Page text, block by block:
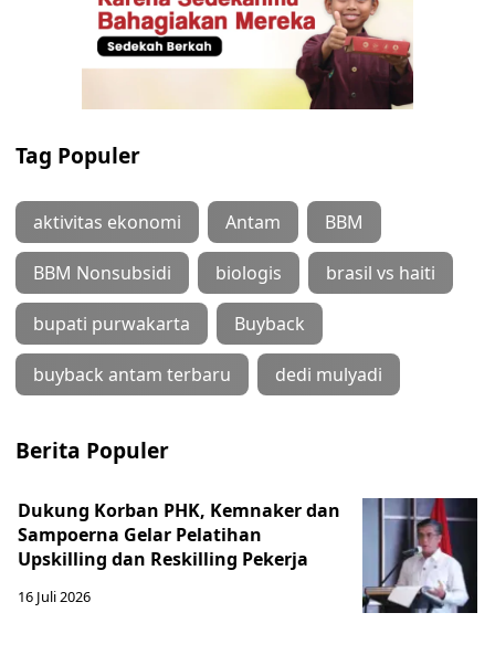
Tag Populer
aktivitas ekonomi Antam BBM
BBM Nonsubsidi biologis brasil vs haiti
bupati purwakarta Buyback
buyback antam terbaru dedi mulyadi
Berita Populer
Dukung Korban PHK, Kemnaker dan
Sampoerna Gelar Pelatihan
Upskilling dan Reskilling Pekerja
16 Juli 2026